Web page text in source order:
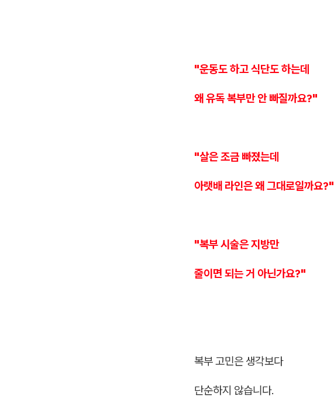
"운동도 하고 식단도 하는데
왜 유독 복부만 안 빠질까요?"
"살은 조금 빠졌는데
아랫배 라인은 왜 그대로일까요?"
"복부 시술은 지방만
줄이면 되는 거 아닌가요?"
복부 고민은 생각보다
단순하지 않습니다.